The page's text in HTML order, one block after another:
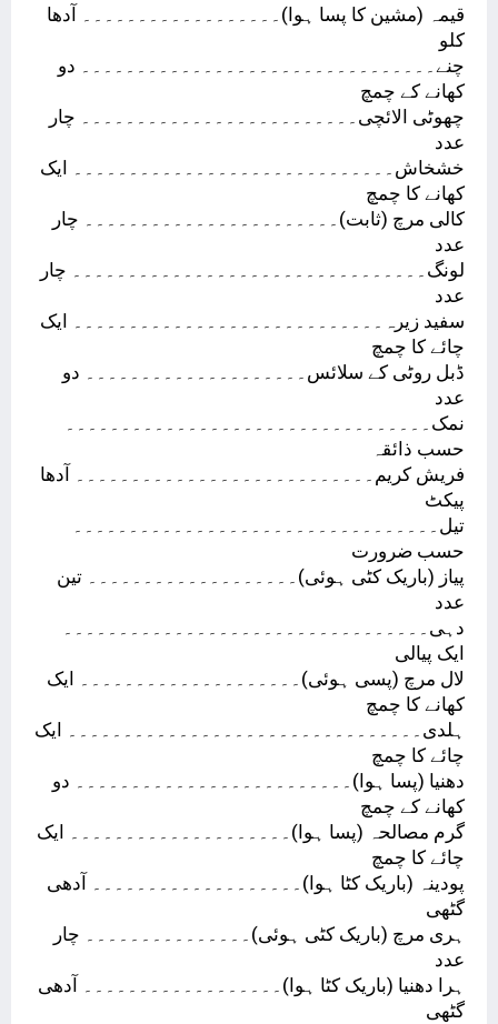
قیمہ (مشین کا پسا ہوا)۔۔۔۔۔۔۔۔۔۔۔۔۔۔۔۔۔۔ آدھا
کلو
چنے۔۔۔۔۔۔۔۔۔۔۔۔۔۔۔۔۔۔۔۔۔۔۔۔۔۔۔۔۔۔۔۔ دو
کھانے کے چمچ
چھوٹی الائچی۔۔۔۔۔۔۔۔۔۔۔۔۔۔۔۔۔۔۔۔۔۔۔۔۔ چار
عدد
خشخاش۔۔۔۔۔۔۔۔۔۔۔۔۔۔۔۔۔۔۔۔۔۔۔۔۔۔۔۔۔ ایک
کھانے کا چمچ
کالی مرچ (ثابت)۔۔۔۔۔۔۔۔۔۔۔۔۔۔۔۔۔۔۔۔۔۔۔ چار
عدد
لونگ۔۔۔۔۔۔۔۔۔۔۔۔۔۔۔۔۔۔۔۔۔۔۔۔۔۔۔۔۔۔۔۔ چار
عدد
سفید زیرہ۔۔۔۔۔۔۔۔۔۔۔۔۔۔۔۔۔۔۔۔۔۔۔۔۔۔۔۔ ایک
چائے کا چمچ
ڈبل روٹی کے سلائس۔۔۔۔۔۔۔۔۔۔۔۔۔۔۔۔۔۔۔۔ دو
عدد
نمک۔۔۔۔۔۔۔۔۔۔۔۔۔۔۔۔۔۔۔۔۔۔۔۔۔۔۔۔۔۔۔۔۔
حسب ذائقہ
فریش کریم۔۔۔۔۔۔۔۔۔۔۔۔۔۔۔۔۔۔۔۔۔۔۔۔۔۔۔ آدھا
پیکٹ
تیل۔۔۔۔۔۔۔۔۔۔۔۔۔۔۔۔۔۔۔۔۔۔۔۔۔۔۔۔۔۔۔۔۔
حسب ضرورت
پیاز (باریک کٹی ہوئی)۔۔۔۔۔۔۔۔۔۔۔۔۔۔۔۔۔۔۔ تین
عدد
دہی۔۔۔۔۔۔۔۔۔۔۔۔۔۔۔۔۔۔۔۔۔۔۔۔۔۔۔۔۔۔۔۔۔
ایک پیالی
لال مرچ (پسی ہوئی)۔۔۔۔۔۔۔۔۔۔۔۔۔۔۔۔۔۔۔۔ ایک
کھانے کا چمچ
ہلدی۔۔۔۔۔۔۔۔۔۔۔۔۔۔۔۔۔۔۔۔۔۔۔۔۔۔۔۔۔۔۔۔ ایک
چائے کا چمچ
دھنیا (پسا ہوا)۔۔۔۔۔۔۔۔۔۔۔۔۔۔۔۔۔۔۔۔۔۔۔۔۔ دو
کھانے کے چمچ
گرم مصالحہ (پسا ہوا)۔۔۔۔۔۔۔۔۔۔۔۔۔۔۔۔۔۔۔۔ ایک
چائے کا چمچ
پودینہ (باریک کٹا ہوا)۔۔۔۔۔۔۔۔۔۔۔۔۔۔۔۔۔۔۔ آدھی
گٹھی
ہری مرچ (باریک کٹی ہوئی)۔۔۔۔۔۔۔۔۔۔۔۔۔۔۔ چار
عدد
ہرا دھنیا (باریک کٹا ہوا)۔۔۔۔۔۔۔۔۔۔۔۔۔۔۔۔۔۔ آدھی
گٹھی